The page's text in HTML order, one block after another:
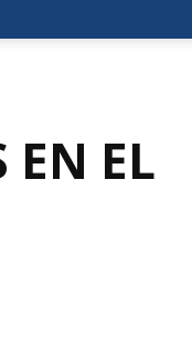
EN EL